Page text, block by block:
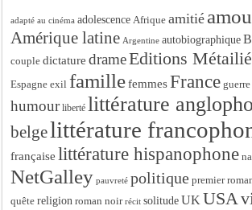
adapté au cinéma adolescence Afrique amitié
Amérique latine Argentine autobiographique
couple dictature drameEditions Métailié
Espagne exil famille femmes France guerre
humour liberté littérature
belgelittérature
française littérature hispanophone
NetGalley pauvreté politique premier
quête religion roman noir récit solitude UK USA